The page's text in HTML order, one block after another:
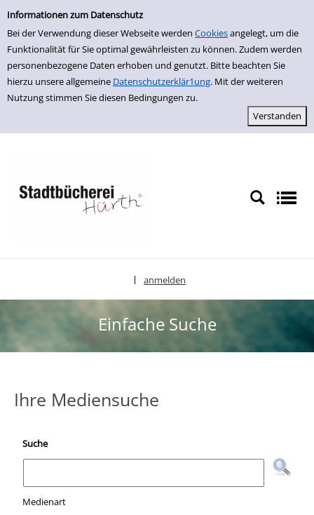
Einfache Suche
Informationen zum Datenschutz
Bei der Verwendung dieser Webseite werden Cookiesangelegt, um die
Funktionalität für Sie optimal gewährleisten zu können. Zudem werden
personenbezogene Daten erhoben und genutzt. Bitte beachten Sie
hierzu unsere allgemeine Datenschutzerklär1ung. Mit der weiteren
Nutzung stimmen Sie diesen Bedingungen zu.
zur Navigation springen
zum Inhalt springen
Zu den Suchfiltern springen
Zur Trefferliste springen
anmelden
Einfache Suche
Ihre Mediensuche
Suche
Medienart